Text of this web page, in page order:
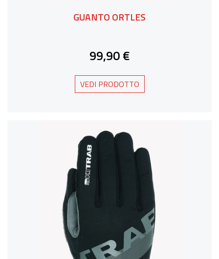
GUANTO ORTLES
99,90 €
VEDI PRODOTTO